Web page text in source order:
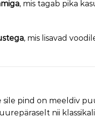
, mis tagab pika
, mis lisavad
pind on meeldiv
nii